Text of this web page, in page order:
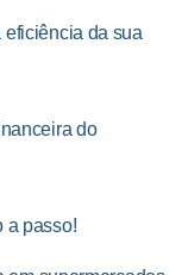
eficiência da sua
do
a passo!